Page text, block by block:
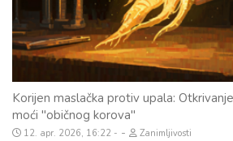
Korijen maslačka protiv upala:
moći "običnog korova"
12. apr. 2026, 16:22 - Zanimljivosti